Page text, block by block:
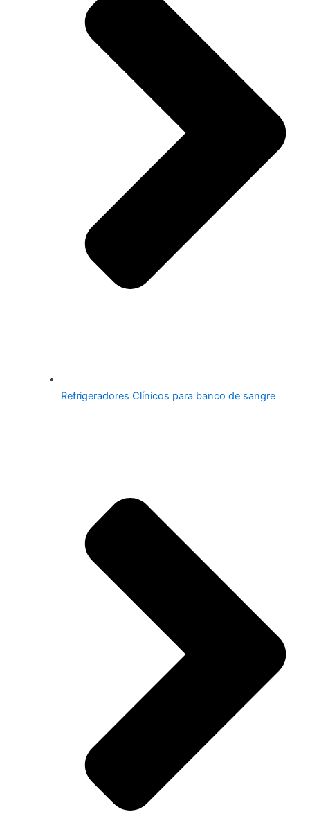
Refrigeradores Clínicos para banco de sangre